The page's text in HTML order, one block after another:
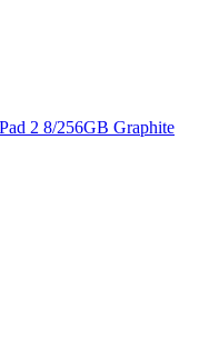
2 8/256GB Graphite